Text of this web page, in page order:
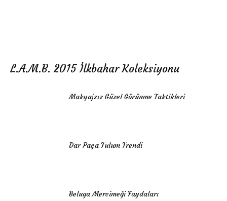
L.A.M.B. 2015 İlkbahar Koleksiyonu
Makyajsız Güzel Görünme Taktikleri
Dar Paça Tulum Trendi
Beluga Mercimeği Faydaları